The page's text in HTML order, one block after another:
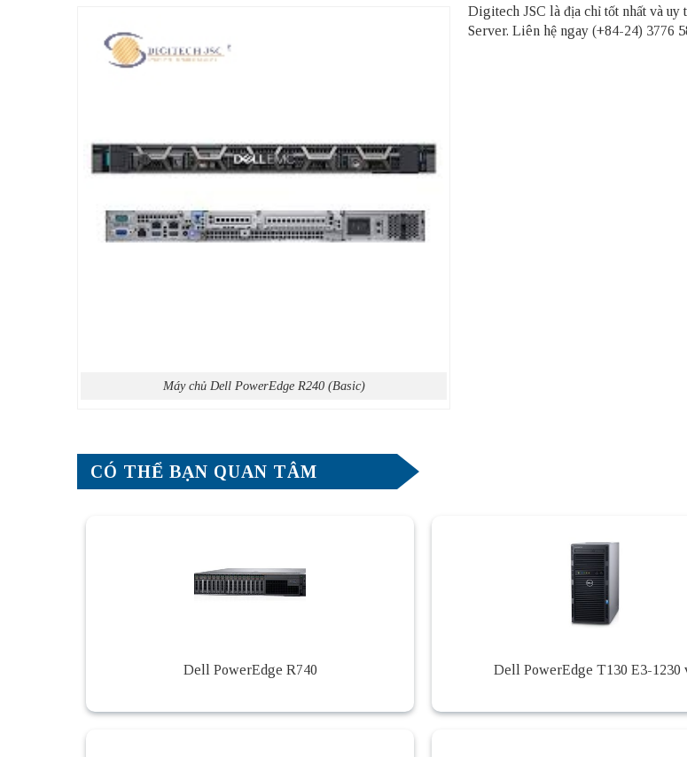
Máy chủ Dell PowerEdge R240 (Basic)
Digitech JSC là địa chỉ tốt nhất và uy
Server. Liên hệ ngay (+84-24) 3776
CÓ THỂ BẠN QUAN TÂM
Dell PowerEdge R740 Dell PowerEdge T130 E3-1230